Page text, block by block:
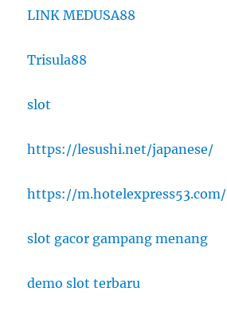
LINK MEDUSA88
Trisula88
slot
https://lesushi.net/japanese/
https://m.hotelexpress53.com/
slot gacor gampang menang
demo slot terbaru